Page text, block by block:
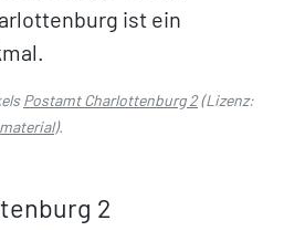
ist ein
Postamt Charlottenburg 2(Lizenz:
).
2